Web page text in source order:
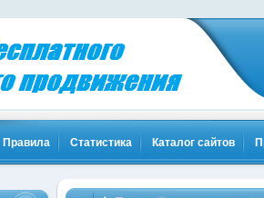
Правила Статистика Каталог сайтов